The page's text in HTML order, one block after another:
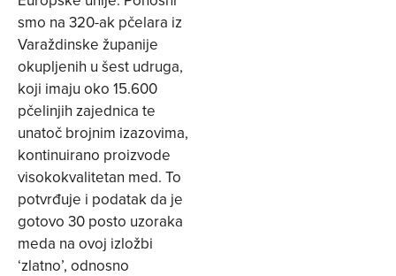
smo na 320-ak pčelara iz
Varaždinske županije
okupljenih u šest udruga,
koji imaju oko 15.600
pčelinjih zajednica te
unatoč brojnim izazovima,
kontinuirano proizvode
visokokvalitetan med. To
potvrđuje i podatak da je
gotovo 30 posto uzoraka
meda na ovoj izložbi
‘zlatno’, odnosno